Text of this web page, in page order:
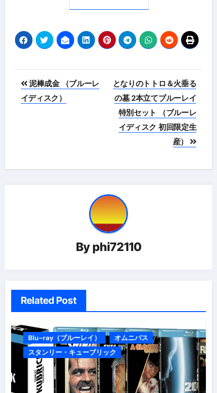
投
稿
泥棒成金 （ブルーレ
イディスク）
となりのトトロ＆火垂る
の墓 2本立てブルーレイ
特別セット （ブルーレ
イディスク 初回限定生
産）
By phi72110
Related Post
Blu-ray（ブルーレイ）
オムニバス
スタンリー・キューブリック